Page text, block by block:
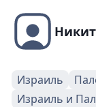
Израиль
Израиль и